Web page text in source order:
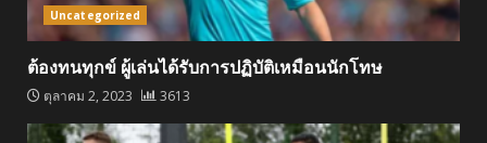
Uncategorized
ต้องทนทุกข์ ผู้เล่นได้รับการปฏิบัติเหมือนนักโทษ
ตุลาคม 2, 2023 3613